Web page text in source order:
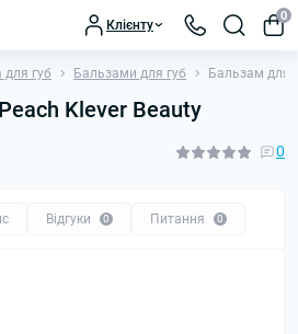
Клієнту
0
для губ Бальзами для губ Бальзам для
Klever Beauty
0
Відгуки 0 Питання 0